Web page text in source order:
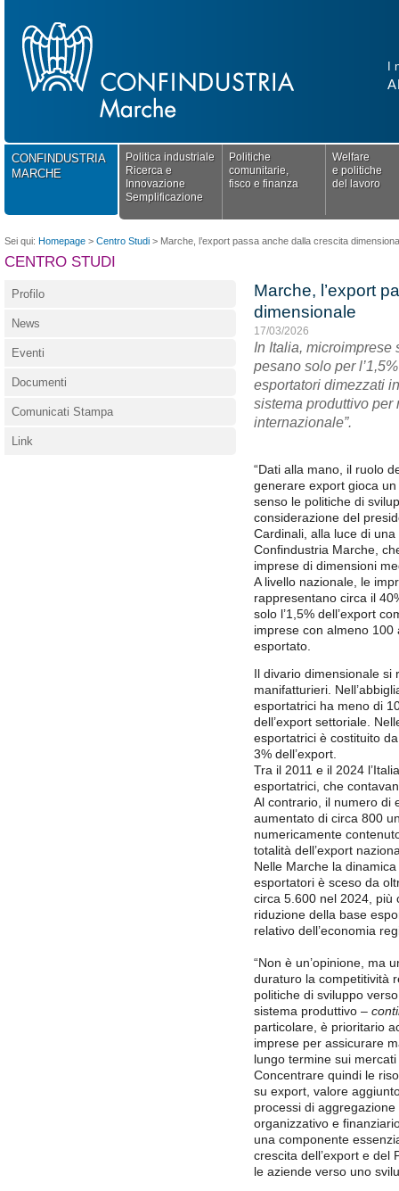
CONFINDUSTRIA
MARCHE
Politica industriale
Ricerca e
Innovazione
Semplificazione
Politiche
comunitarie,
fisco e finanza
Welfare
e politiche
del lavoro
Sei qui: Homepage > Centro Studi > Marche, l’export passa anche dalla crescita
CENTRO STUDI
Marche, l’export
dimensionale
17/03/2026
In Italia, microimprese
pesano solo per
esportatori dimezzati
sistema produttivo per
internazionale”.
“Dati alla mano, il ruolo
generare export gioca
senso le politiche di
considerazione del
Cardinali, alla luce di
Confindustria Marche,
imprese di dimensioni
A livello nazionale, le
rappresentano circa il
solo l’1,5% dell’export
imprese con almeno
esportato.
Il divario dimensionale si
manifatturieri.
esportatrici ha meno di
dell’export settoriale.
esportatrici è costituito
3% dell’export.
Tra il 2011 e il 2024
esportatrici, che
Al contrario, il numero di
aumentato di circa 800
numericamente
totalità dell’export
Nelle Marche la
esportatori è sceso da
circa 5.600 nel 2024, più
riduzione della base
relativo dell’economia
“Non è un’opinione, ma
duraturo la competitività
politiche di sviluppo
sistema produttivo –
particolare, è prioritario
imprese per assicurare
lungo termine sui
Concentrare quindi le
su export, valore
processi di
organizzativo e
una componente
crescita dell’export e del
le aziende verso uno
Profilo
News
Eventi
Documenti
Comunicati Stampa
Link